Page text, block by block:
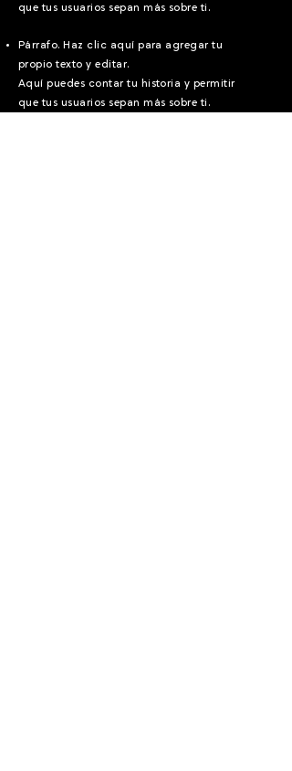
que tus usuarios sepan más sobre ti.
Párrafo. Haz clic aquí para agregar tu
propio texto y editar.
Aquí puedes contar tu historia y permitir
que tus usuarios sepan más sobre ti.